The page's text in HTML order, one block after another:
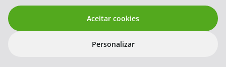
Aceitar cookies
Personalizar